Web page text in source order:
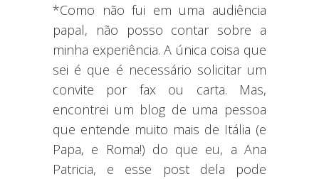
*Como não fui em uma audiência
papal, não posso contar sobre a
minha experiência. A única coisa que
sei é que é necessário solicitar um
convite por fax ou carta. Mas,
encontrei um blog de uma pessoa
que entende muito mais de Itália (e
Papa, e Roma!) do que eu, a Ana
Patricia, e esse post dela pode